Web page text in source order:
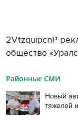
2VtzquipcnP
общество
Районные СМИ
Новый
тяжелой